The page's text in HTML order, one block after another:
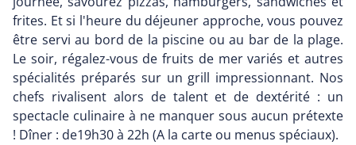
frites. Et si l'heure du déjeuner approche, vous pouvez
être servi au bord de la piscine ou au bar de la plage.
Le soir, régalez-vous de fruits de mer variés et autres
spécialités préparés sur un grill impressionnant. Nos
chefs rivalisent alors de talent et de dextérité : un
spectacle culinaire à ne manquer sous aucun prétexte
! Dîner : de19h30 à 22h (A la carte ou menus spéciaux).